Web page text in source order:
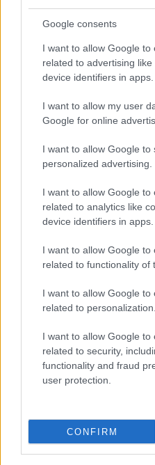
Google consents
I want to allow Google to
related to advertising
device identifiers in apps.
I want to allow my user
Google for online
I want to allow Google to
personalized advertising.
I want to allow Google to
related to analytics like
device identifiers in apps.
I want to allow Google to
related to functionality of
I want to allow Google to
related to personalization.
I want to allow Google to
related to security,
functionality and fraud
user protection.
CONFIRM
a
Kapcsolódó
FACUNDO
ERIK